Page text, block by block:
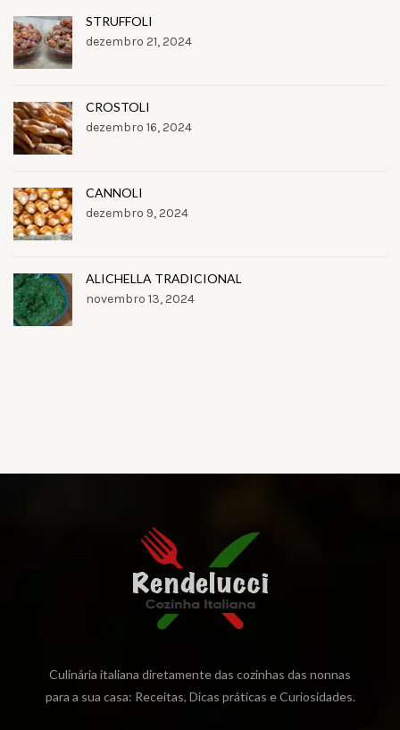
STRUFFOLI
dezembro 21, 2024
CROSTOLI
dezembro 16, 2024
CANNOLI
dezembro 9, 2024
ALICHELLA TRADICIONAL
novembro 13, 2024
Culinária italiana diretamente das cozinhas das nonnas
para a sua casa: Receitas, Dicas práticas e Curiosidades.